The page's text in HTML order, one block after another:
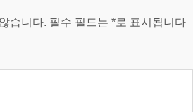
습니다. 필수 필드는 *로 표시됩니다